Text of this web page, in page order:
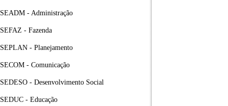
SEADM - Administração
SEFAZ - Fazenda
SEPLAN - Planejamento
SECOM - Comunicação
SEDESO - Desenvolvimento Social
SEDUC - Educação